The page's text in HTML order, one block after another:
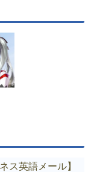
ス英語メール】